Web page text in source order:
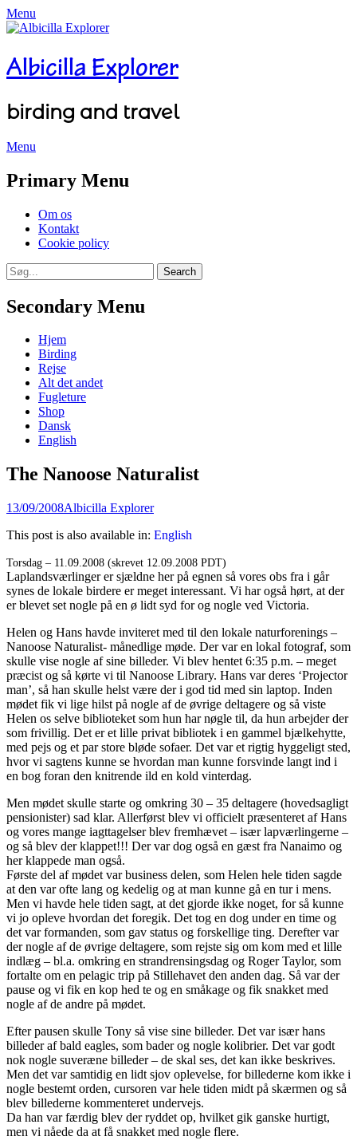
Menu
Albicilla Explorer
birding and travel
Menu
Primary Menu
Skip
content
Om os
Kontakt
Cookie policy
Search
Search
for:
Secondary Menu
Skip
content
Hjem
Birding
Rejse
Alt det andet
Fugleture
Shop
Dansk
English
The Nanoose Naturalist
Posted
13/09/2008Author
Albicilla Explorer
This post is also available in: English
Torsdag – 11.09.2008 (skrevet 12.09.2008 PDT)
Laplandsværlinger er sjældne her på egnen så vores obs fra i går
synes de lokale birdere er meget interessant. Vi har også hørt, at der
er blevet set nogle på en ø lidt syd for og nogle ved Victoria.
Helen og Hans havde inviteret med til den lokale naturforenings –
Nanoose Naturalist- månedlige møde. Der var en lokal fotograf, som
skulle vise nogle af sine billeder. Vi blev hentet 6:35 p.m. – meget
præcist og så kørte vi til Nanoose Library. Hans var deres ‘Projector
man’, så han skulle helst være der i god tid med sin laptop. Inden
mødet fik vi lige hilst på nogle af de øvrige deltagere og så viste
Helen os selve biblioteket som hun har nøgle til, da hun arbejder der
som frivillig. Det er et lille privat bibliotek i en gammel bjælkehytte,
med pejs og et par store bløde sofaer. Det var et rigtig hyggeligt sted,
hvor vi sagtens kunne se hvordan man kunne forsvinde langt ind i
en bog foran den knitrende ild en kold vinterdag.
Men mødet skulle starte og omkring 30 – 35 deltagere (hovedsagligt
pensionister) sad klar. Allerførst blev vi officielt præsenteret af Hans
og vores mange iagttagelser blev fremhævet – især lapværlingerne –
og så blev der klappet!!! Der var dog også en gæst fra Nanaimo og
her klappede man også.
Første del af mødet var business delen, som Helen hele tiden sagde
at den var ofte lang og kedelig og at man kunne gå en tur i mens.
Men vi havde hele tiden sagt, at det gjorde ikke noget, for så kunne
vi jo opleve hvordan det foregik. Det tog en dog under en time og
det var formanden, som gav status og forskellige ting. Derefter var
der nogle af de øvrige deltagere, som rejste sig om kom med et lille
indlæg – bl.a. omkring en strandrensingsdag og Roger Taylor, som
fortalte om en pelagic trip på Stillehavet den anden dag. Så var der
pause og vi fik en kop hed te og en småkage og fik snakket med
nogle af de andre på mødet.
Efter pausen skulle Tony så vise sine billeder. Det var især hans
billeder af bald eagles, som bader og nogle kolibrier. Det var godt
nok nogle suveræne billeder – de skal ses, det kan ikke beskrives.
Men det var samtidig en lidt sjov oplevelse, for billederne kom ikke i
nogle bestemt orden, cursoren var hele tiden midt på skærmen og så
blev billederne kommenteret undervejs.
Da han var færdig blev der ryddet op, hvilket gik ganske hurtigt,
men vi nåede da at få snakket med nogle flere.